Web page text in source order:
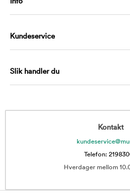
Info
Kundeservice
Slik handler du
Kontakt
Telefon:
Hverdager mellom